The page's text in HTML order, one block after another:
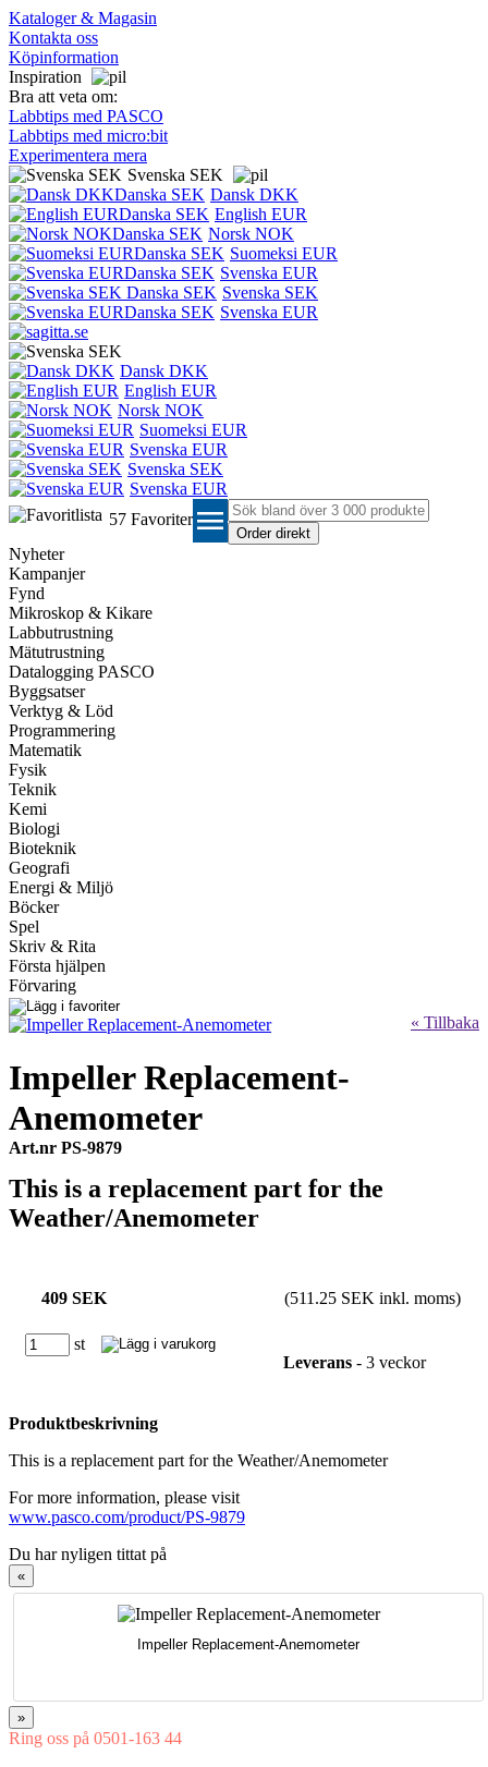
Kataloger & Magasin
Kontakta oss
Köpinformation
Inspiration
Bra att veta om:
Labbtips med PASCO
Labbtips med micro:bit
Experimentera mera
Svenska SEK
Dansk DKK
English EUR
Norsk NOK
Suomeksi EUR
Svenska EUR
Svenska SEK
Svenska EUR
Dansk DKK
English EUR
Norsk NOK
Suomeksi EUR
Svenska EUR
Svenska SEK
Svenska EUR
57 Favoriter menu
Nyheter
Kampanjer
Fynd
Mikroskop & Kikare
Labbutrustning
Mätutrustning
Datalogging PASCO
Byggsatser
Verktyg & Löd
Programmering
Matematik
Fysik
Teknik
Kemi
Biologi
Bioteknik
Geografi
Energi & Miljö
Böcker
Spel
Skriv & Rita
Första hjälpen
Förvaring
« Tillbaka
Impeller Replacement-
Anemometer
Art.nr PS-9879
This is a replacement part for the
Weather/Anemometer
409 SEK (511.25 SEK inkl. moms)
st
Leverans - 3 veckor
Produktbeskrivning
This is a replacement part for the Weather/Anemometer
For more information, please visit
www.pasco.com/product/PS-9879
Du har nyligen tittat på
«
Impeller Replacement-Anemometer
»
Ring oss på 0501-163 44